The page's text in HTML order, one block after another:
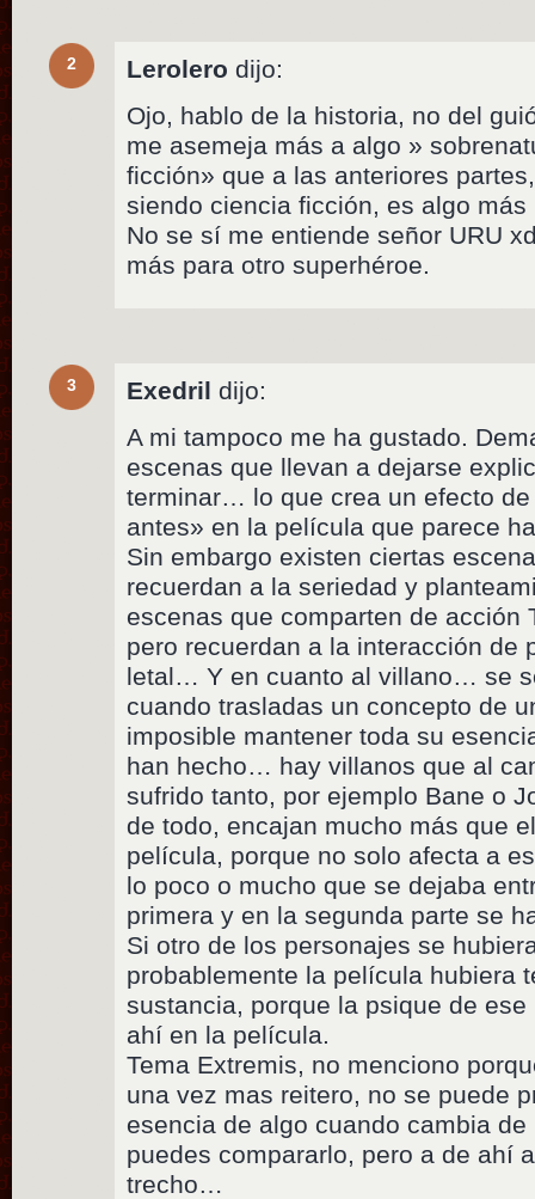
2 Lerolero dijo:
Ojo, hablo de la historia, no del
me asemeja más a algo »
ficción» que a las anteriores
siendo ciencia ficción, es algo
No se sí me entiende señor URU
más para otro superhéroe.
3 Exedril dijo:
A mi tampoco me ha gustado.
escenas que llevan a dejarse
terminar… lo que crea un efecto
antes» en la película que parece
Sin embargo existen ciertas
recuerdan a la seriedad y
escenas que comparten de acción
pero recuerdan a la interacción de
letal… Y en cuanto al villano… se
cuando trasladas un concepto de
imposible mantener toda su
han hecho… hay villanos que al
sufrido tanto, por ejemplo Bane o
de todo, encajan mucho más que
película, porque no solo afecta a
lo poco o mucho que se dejaba
primera y en la segunda parte se
Si otro de los personajes se
probablemente la película hubiera
sustancia, porque la psique de
ahí en la película.
Tema Extremis, no menciono
una vez mas reitero, no se puede
esencia de algo cuando cambia
puedes compararlo, pero a de ahí
trecho…